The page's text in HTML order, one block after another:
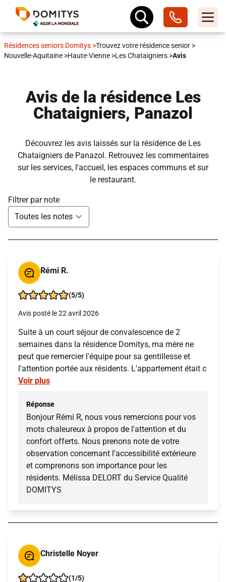
Résidences seniors Domitys >Trouvez votre résidence senior >
Nouvelle-Aquitaine >Haute-Vienne >Les Chataigniers >Avis
Avis de la résidence Les
Chataigniers, Panazol
Découvrez les avis laissés sur la résidence de Les
Chataigniers de Panazol. Retrouvez les commentaires
sur les services, l'accueil, les espaces communs et sur
le restaurant.
Filtrer par note
Rémi R.
(5/5)
Avis posté le 22 avril 2026
Suite à un court séjour de convalescence de 2
semaines dans la résidence Domitys, ma mère ne
peut que remercier l'équipe pour sa gentillesse et
l'attention portée aux résidents. L'appartement était c
Voir plus
Réponse
Bonjour Rémi R, nous vous remercions pour vos
mots chaleureux à propos de l'attention et du
confort offerts. Nous prenons note de votre
observation concernant l'accessibilité extérieure
et comprenons son importance pour les
résidents. Mélissa DELORT du Service Qualité
DOMITYS
Christelle Noyer
(1/5)